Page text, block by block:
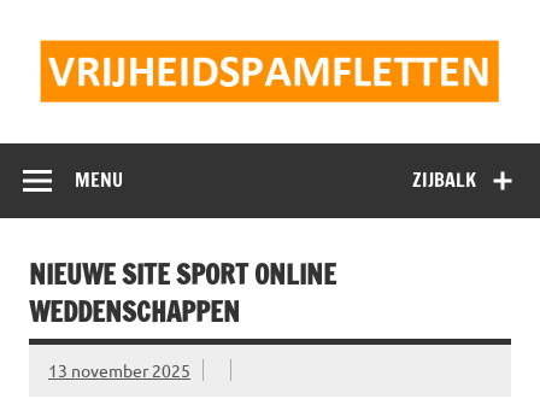
inhoud
ZIJBALK
MENU
NIEUWE SITE SPORT ONLINE
WEDDENSCHAPPEN
13 november 2025